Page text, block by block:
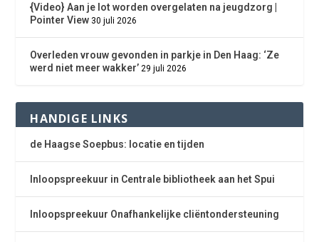
{Video} Aan je lot worden overgelaten na jeugdzorg |
Pointer View 30 juli 2026
Overleden vrouw gevonden in parkje in Den Haag: ‘Ze
werd niet meer wakker’ 29 juli 2026
HANDIGE LINKS
de Haagse Soepbus: locatie en tijden
Inloopspreekuur in Centrale bibliotheek aan het Spui
Inloopspreekuur Onafhankelijke cliëntondersteuning